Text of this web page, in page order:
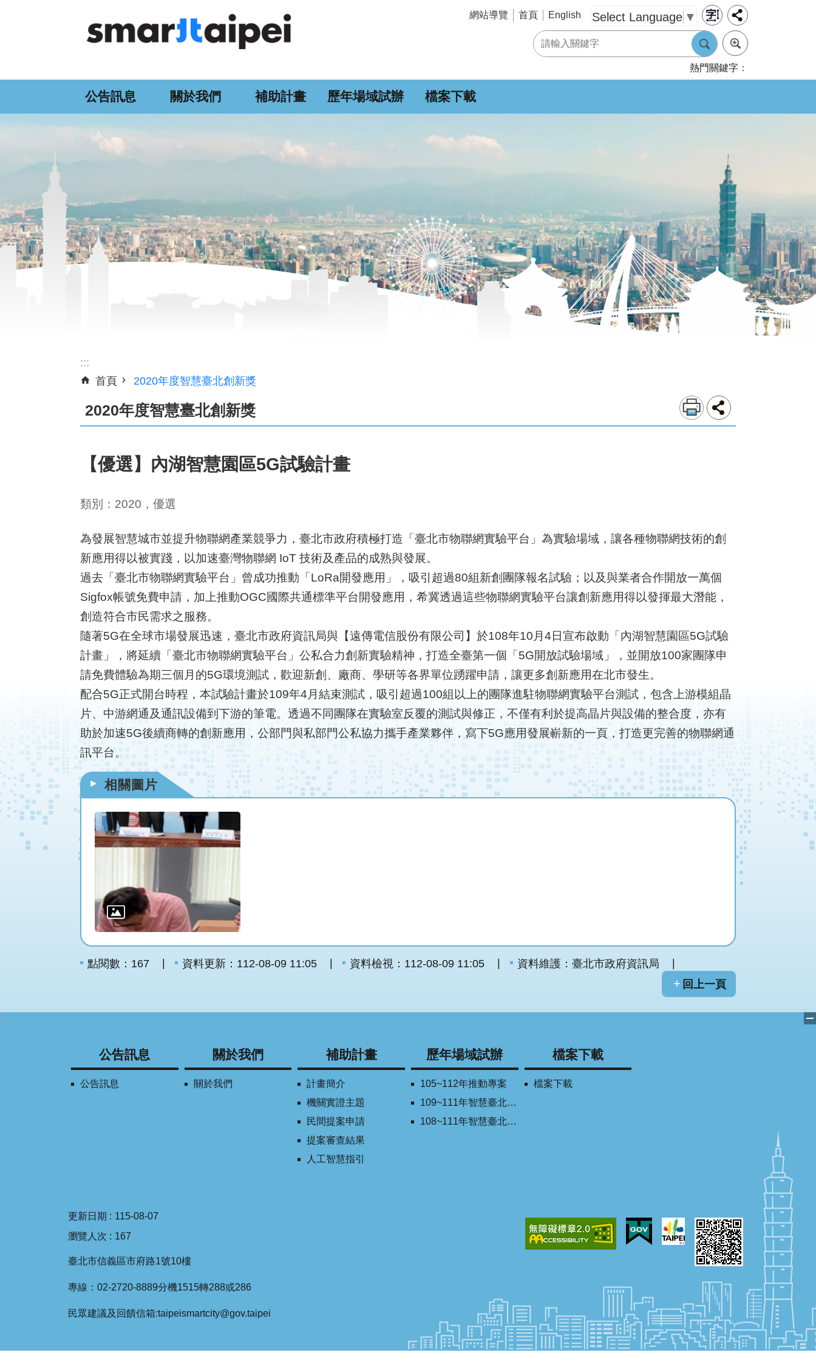
網站導覽
首頁 English Select Language ▼
熱門關鍵字
公告訊息 關於我們 補助計畫 歷年場域試辦 檔案下載
:::
首頁
2020年度智慧臺北創新獎
2020年度智慧臺北創新獎
【優選】內湖智慧園區5G試驗計畫
類別：2020，優選
為發展智慧城市並提升物聯網產業競爭力，臺北市政府積極打造「臺北市物聯網實驗平台」為實驗場域，讓各種物聯網技術的創
新應用得以被實踐，以加速臺灣物聯網 IoT 技術及產品的成熟與發展。
過去「臺北市物聯網實驗平台」曾成功推動「LoRa開發應用」，吸引超過80組新創團隊報名試驗；以及與業者合作開放一萬個
Sigfox帳號免費申請，加上推動OGC國際共通標準平台開發應用，希冀透過這些物聯網實驗平台讓創新應用得以發揮最大潛能，
創造符合市民需求之服務。
隨著5G在全球市場發展迅速，臺北市政府資訊局與【遠傳電信股份有限公司】於108年10月4日宣布啟動「內湖智慧園區5G試驗
計畫」，將延續「臺北市物聯網實驗平台」公私合力創新實驗精神，打造全臺第一個「5G開放試驗場域」，並開放100家團隊申
請免費體驗為期三個月的5G環境測試，歡迎新創、廠商、學研等各界單位踴躍申請，讓更多創新應用在北市發生。
配合5G正式開台時程，本試驗計畫於109年4月結束測試，吸引超過100組以上的團隊進駐物聯網實驗平台測試，包含上游模組晶
片、中游網通及通訊設備到下游的筆電。透過不同團隊在實驗室反覆的測試與修正，不僅有利於提高晶片與設備的整合度，亦有
助於加速5G後續商轉的創新應用，公部門與私部門公私協力攜手產業夥伴，寫下5G應用發展嶄新的一頁，打造更完善的物聯網通
訊平台。
相關圖片
點閱數： 167 資料更新：112-08-09 11:05 資料檢視：112-08-09 11:05
資料維護：臺北市政府資訊局
回上一頁
:::
公告訊息
公告訊息
關於我們
關於我們
補助計畫
計畫簡介
機關實證主題
民間提案申請
提案審查結果
人工智慧指引
歷年場域試辦
105~112年推動專案
109~111年智慧臺北創新獎
108~111年智慧臺北學研合作平台
檔案下載
檔案下載
更新日期
115-08-07
瀏覽人次
167
臺北市信義區市府路1號10樓
專線：02-2720-8889分機1515轉288或286
民眾建議及回饋信箱:taipeismartcity@gov.taipei